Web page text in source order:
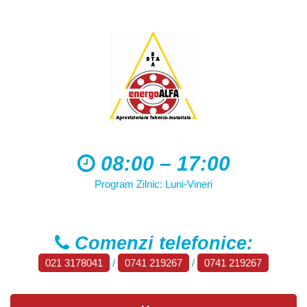
08:00 – 17:00
Program Zilnic: Luni-Vineri
Comenzi telefonice:
021 3178041 / 0741 219267 / 0741 219267